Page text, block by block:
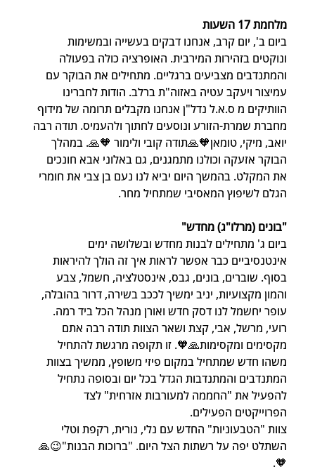
מלחמת 17 השעות
ביום ב', יום קרב, אנחנו דבקים בעשייה ובמשימות
ונוקטים בזהירות המירבית. האופרציה כולה בפעולה
והמתנדבים מצביעים ברגליים. מתחילים את הבוקר עם
עמיצור ויעקב עטיה באזוה"ת ברלב. הודות לחברינו
הוותיקים מ ס.א.ל נדל"ן אנחנו מקבלים תרומה של מידוף
מחברת שמרת-הזורע ונוסעים לחתוך ולהעמיס. תודה רבה
יואב, מיקי, טומאן🧡🙏תודה קובי ולימור 🧡🙏. במהלך
הבוקר אזעקה וכולנו מתמגנים, גם באלוני אבא חונכים
את המקלט. בהמשך היום יביא לנו נעם בן צבי את חומרי
הגלם לשיפוץ המאסיבי שמתחיל מחר.
"בונים (מרלו"ג) מחדש"
ביום ג' מתחילים לבנות מחדש ובשלושה ימים
אינטנסיביים כבר אפשר לראות איך זה הולך להיראות
בסוף. שוברים, בונים, גבס, אינסטלציה, חשמל, צבע
והמון מקצועיות, יניב ימשיך לככב בשירה, דרור בהובלה,
עופר יחשמל לנו דסק חדש ואורן מנהל הכל ביד רמה.
רועי, מרשל, אבי, קצת ושאר הצוות תודה רבה אתם
מקסימים ומקסימות🙏🧡. זו תקופה מרגשת להתחיל
משהו חדש שמתחיל במקום פיזי משופץ, ממשיך בצוות
המתנדבים והמתנדבות הגדל בכל יום ובסופה נתחיל
להפעיל את "החממה למעורבות אזרחית" לצד
הפרוייקטים הפעילים.
צוות "הטבעוניות" החדש עם נלי, נורית, רקפת וטלי
השתלט יפה על רשתות הצל היום. "ברוכות הבנות"😉🙏
🧡.